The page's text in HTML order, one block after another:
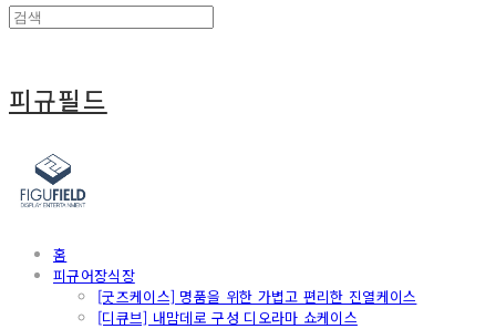
피규필드
홈
피규어장식장
[굿즈케이스] 명품을 위한 가볍고 편리한 진열케이스
[디큐브] 내맘데로 구성 디오라마 쇼케이스